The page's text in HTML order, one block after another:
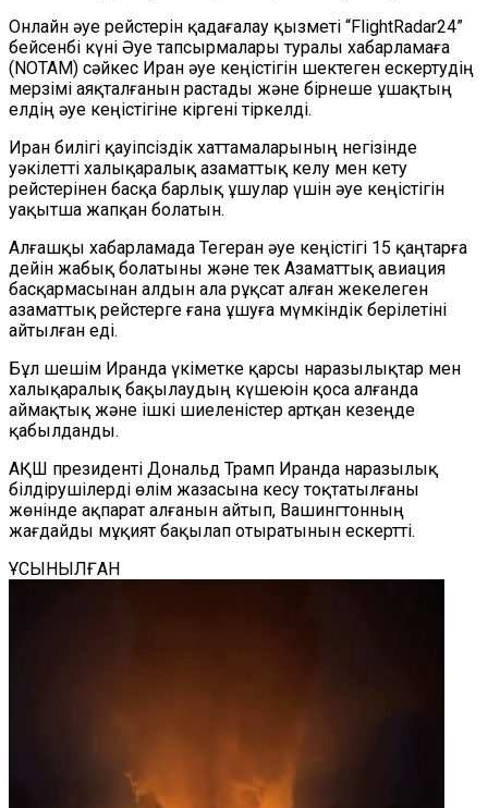
Онлайн әуе рейстерін қадағалау қызметі “FlightRadar24”
бейсенбі күні Әуе тапсырмалары туралы хабарламаға
(NOTAM) сәйкес Иран әуе кеңістігін шектеген ескертудің
мерзімі аяқталғанын растады және бірнеше ұшақтың
елдің әуе кеңістігіне кіргені тіркелді.
Иран билігі қауіпсіздік хаттамаларының негізінде
уәкілетті халықаралық азаматтық келу мен кету
рейстерінен басқа барлық ұшулар үшін әуе кеңістігін
уақытша жапқан болатын.
Алғашқы хабарламада Тегеран әуе кеңістігі 15 қаңтарға
дейін жабық болатыны және тек Азаматтық авиация
басқармасынан алдын ала рұқсат алған жекелеген
азаматтық рейстерге ғана ұшуға мүмкіндік берілетіні
айтылған еді.
Бұл шешім Иранда үкіметке қарсы наразылықтар мен
халықаралық бақылаудың күшеюін қоса алғанда
аймақтық және ішкі шиеленістер артқан кезеңде
қабылданды.
АҚШ президенті Дональд Трамп Иранда наразылық
білдірушілерді өлім жазасына кесу тоқтатылғаны
жөнінде ақпарат алғанын айтып, Вашингтонның
жағдайды мұқият бақылап отыратынын ескертті.
ҰСЫНЫЛҒАН